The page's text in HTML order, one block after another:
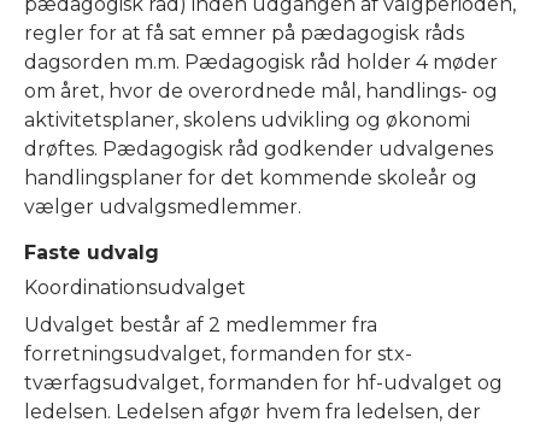
regler for at få sat emner på pædagogisk råds
dagsorden m.m. Pædagogisk råd holder 4 møder
om året, hvor de overordnede mål, handlings- og
aktivitetsplaner, skolens udvikling og økonomi
drøftes. Pædagogisk råd godkender udvalgenes
handlingsplaner for det kommende skoleår og
vælger udvalgsmedlemmer.
Faste udvalg
Koordinationsudvalget
Udvalget består af 2 medlemmer fra
forretningsudvalget, formanden for stx-
tværfagsudvalget, formanden for hf-udvalget og
ledelsen. Ledelsen afgør hvem fra ledelsen, der